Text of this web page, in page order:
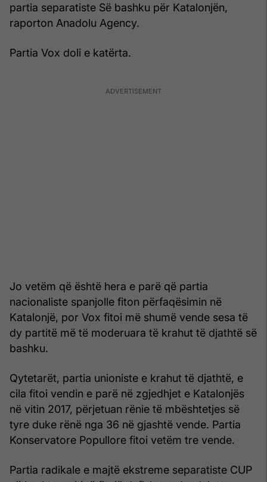
partia separatiste Së bashku për Katalonjën,
raporton Anadolu Agency.
Partia Vox doli e katërta.
Jo vetëm që është hera e parë që partia
nacionaliste spanjolle fiton përfaqësimin në
Katalonjë, por Vox fitoi më shumë vende sesa të
dy partitë më të moderuara të krahut të djathtë së
bashku.
Qytetarët, partia unioniste e krahut të djathtë, e
cila fitoi vendin e parë në zgjedhjet e Katalonjës
në vitin 2017, përjetuan rënie të mbështetjes së
tyre duke rënë nga 36 në gjashtë vende. Partia
Konservatore Popullore fitoi vetëm tre vende.
Partia radikale e majtë ekstreme separatiste CUP